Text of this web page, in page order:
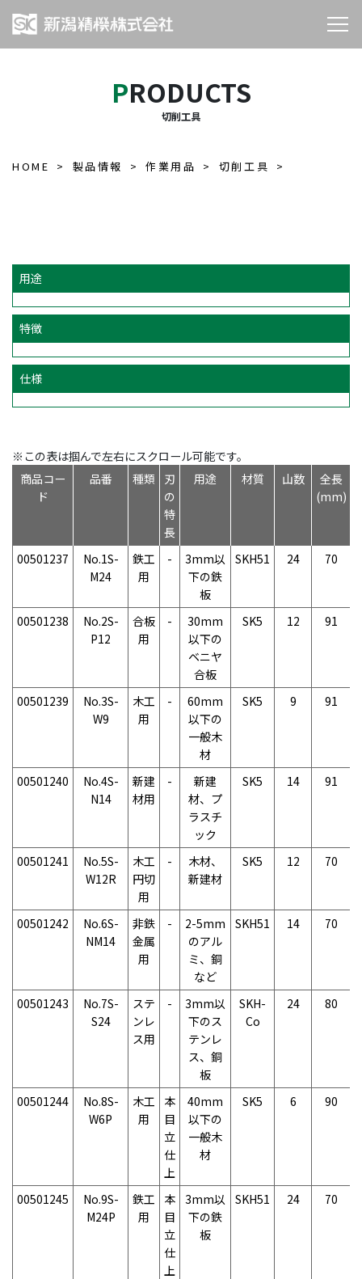
PRODUCTS
切削工具
HOME 製品情報 作業用品 切削工具
用途
特徴
仕様
※この表は掴んで左右にスクロール可能です。
商品コー
ド
品番 種類
刃
の
特
長
用途 材質 山数
全長
(mm)
00501237
No.1S-
M24
鉄工
用
-
3mm以
下の鉄
板
SKH51 24 70
00501238
No.2S-
P12
合板
用
-
30mm
以下の
ベニヤ
合板
SK5 12 91
00501239
No.3S-
W9
木工
用
-
60mm
以下の
一般木
材
SK5 9 91
00501240
No.4S-
N14
新建
材用
-
新建
材、プ
ラスチ
ック
SK5 14 91
00501241
No.5S-
W12R
木工
円切
用
-
木材、
新建材
SK5 12 70
00501242
No.6S-
NM14
非鉄
金属
用
-
2-5mm
のアル
ミ、銅
など
SKH51 14 70
00501243
No.7S-
S24
ステ
ンレ
ス用
-
3mm以
下のス
テンレ
ス、銅
板
SKH-
Co
24 80
00501244
No.8S-
W6P
木工
用
本
目
立
仕
上
40mm
以下の
一般木
材
SK5 6 90
00501245
No.9S-
M24P
鉄工
用
本
目
立
仕
上
3mm以
下の鉄
板
SKH51 24 70